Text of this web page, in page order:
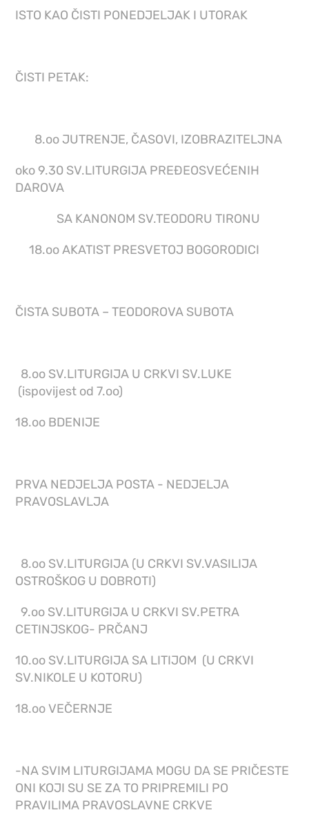
ISTO KAO ČISTI PONEDJELJAK I UTORAK
ČISTI PETAK:
8.oo JUTRENJE, ČASOVI, IZOBRAZITELJNA
oko 9.30 SV.LITURGIJA PREĐEOSVEĆENIH
DAROVA
SA KANONOM SV.TEODORU TIRONU
18.oo AKATIST PRESVETOJ BOGORODICI
ČISTA SUBOTA – TEODOROVA SUBOTA
8.oo SV.LITURGIJA U CRKVI SV.LUKE
(ispovijest od 7.oo)
18.oo BDENIJE
PRVA NEDJELJA POSTA - NEDJELJA
PRAVOSLAVLJA
8.oo SV.LITURGIJA (U CRKVI SV.VASILIJA
OSTROŠKOG U DOBROTI)
9.oo SV.LITURGIJA U CRKVI SV.PETRA
CETINJSKOG- PRČANJ
10.oo SV.LITURGIJA SA LITIJOM (U CRKVI
SV.NIKOLE U KOTORU)
18.oo VEČERNJE
-NA SVIM LITURGIJAMA MOGU DA SE PRIČESTE
ONI KOJI SU SE ZA TO PRIPREMILI PO
PRAVILIMA PRAVOSLAVNE CRKVE